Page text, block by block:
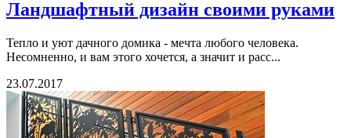
Ландшафтный дизайн своими руками
Тепло и уют дачного домика - мечта любого человека.
Несомненно, и вам этого хочется, а значит и расс...
23.07.2017